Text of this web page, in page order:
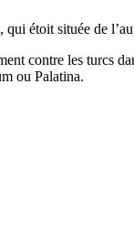
étoit située de
contre les turcs
ou Palatina.